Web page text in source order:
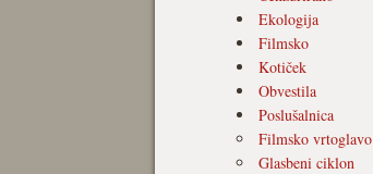
Ekologija
Filmsko
Kotiček
Obvestila
Poslušalnica
Filmsko vrtoglavo
Glasbeni ciklon